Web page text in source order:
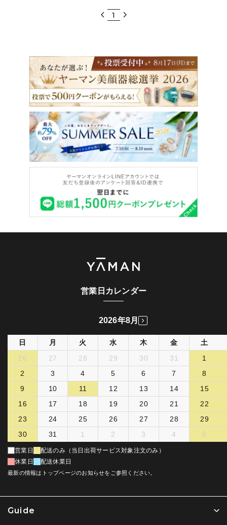
1
Guide
営業日カレンダー
2026年8月
日 月 火 水 木 金
土
26
27 28 29 30 31
1
2
3 4 5 6 7
8
9
10 11 12 13 14
15
16
17 18 19 20 21
22
23
24 25 26 27 28
29
30
31 1 2 3 4 5
営業日
配送のみ（当日出荷サービス対象注文のみ）
休業日
配送休業日
最新の情報はトップページのお知らせをご参照ください。